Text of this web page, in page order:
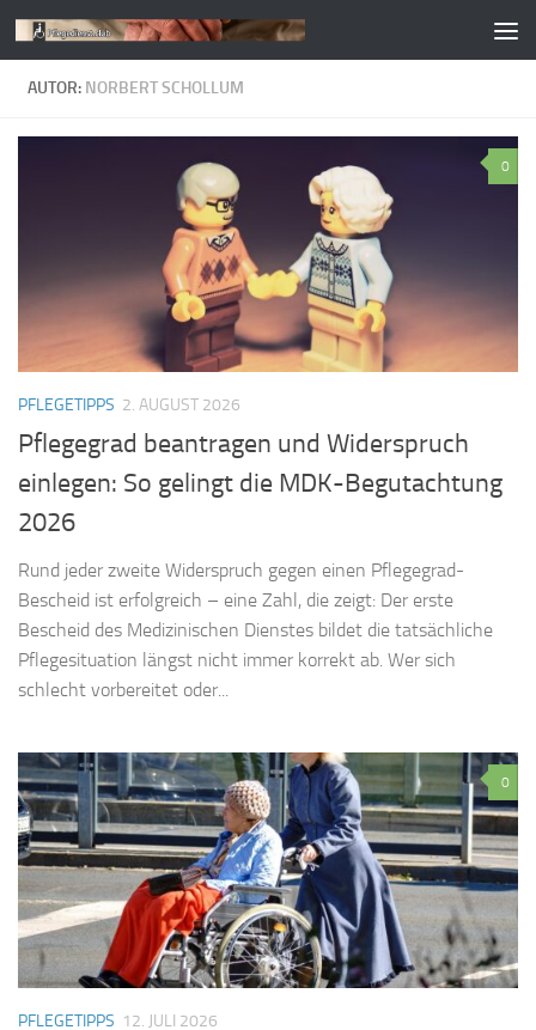
Zum Inhalt springen
AUTOR: NORBERT SCHOLLUM
0
PFLEGETIPPS 2. AUGUST 2026
Pflegegrad beantragen und Widerspruch
einlegen: So gelingt die MDK-Begutachtung
2026
Rund jeder zweite Widerspruch gegen einen Pflegegrad-
Bescheid ist erfolgreich – eine Zahl, die zeigt: Der erste
Bescheid des Medizinischen Dienstes bildet die tatsächliche
Pflegesituation längst nicht immer korrekt ab. Wer sich
schlecht vorbereitet oder...
0
PFLEGETIPPS 12. JULI 2026